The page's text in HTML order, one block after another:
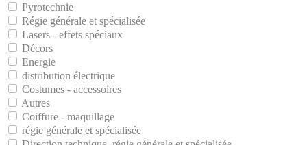
Pyrotechnie
Régie générale et spécialisée
Lasers - effets spéciaux
Décors
Energie
distribution électrique
Costumes - accessoires
Autres
Coiffure - maquillage
régie générale et spécialisée